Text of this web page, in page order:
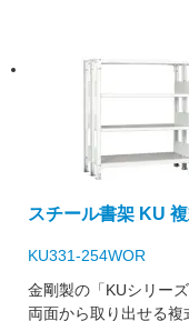
スチール書架 KU
KU331-254WOR
金剛製の「KUシリー
両面から取り出せる